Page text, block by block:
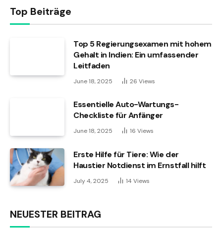
Top Beiträge
Top 5 Regierungsexamen mit hohem
Gehalt in Indien: Ein umfassender
Leitfaden
June 18, 2025 26 Views
Essentielle Auto-Wartungs-
Checkliste für Anfänger
June 18, 2025 16 Views
Erste Hilfe für Tiere: Wie der
Haustier Notdienst im Ernstfall hilft
July 4, 2025 14 Views
NEUESTER BEITRAG